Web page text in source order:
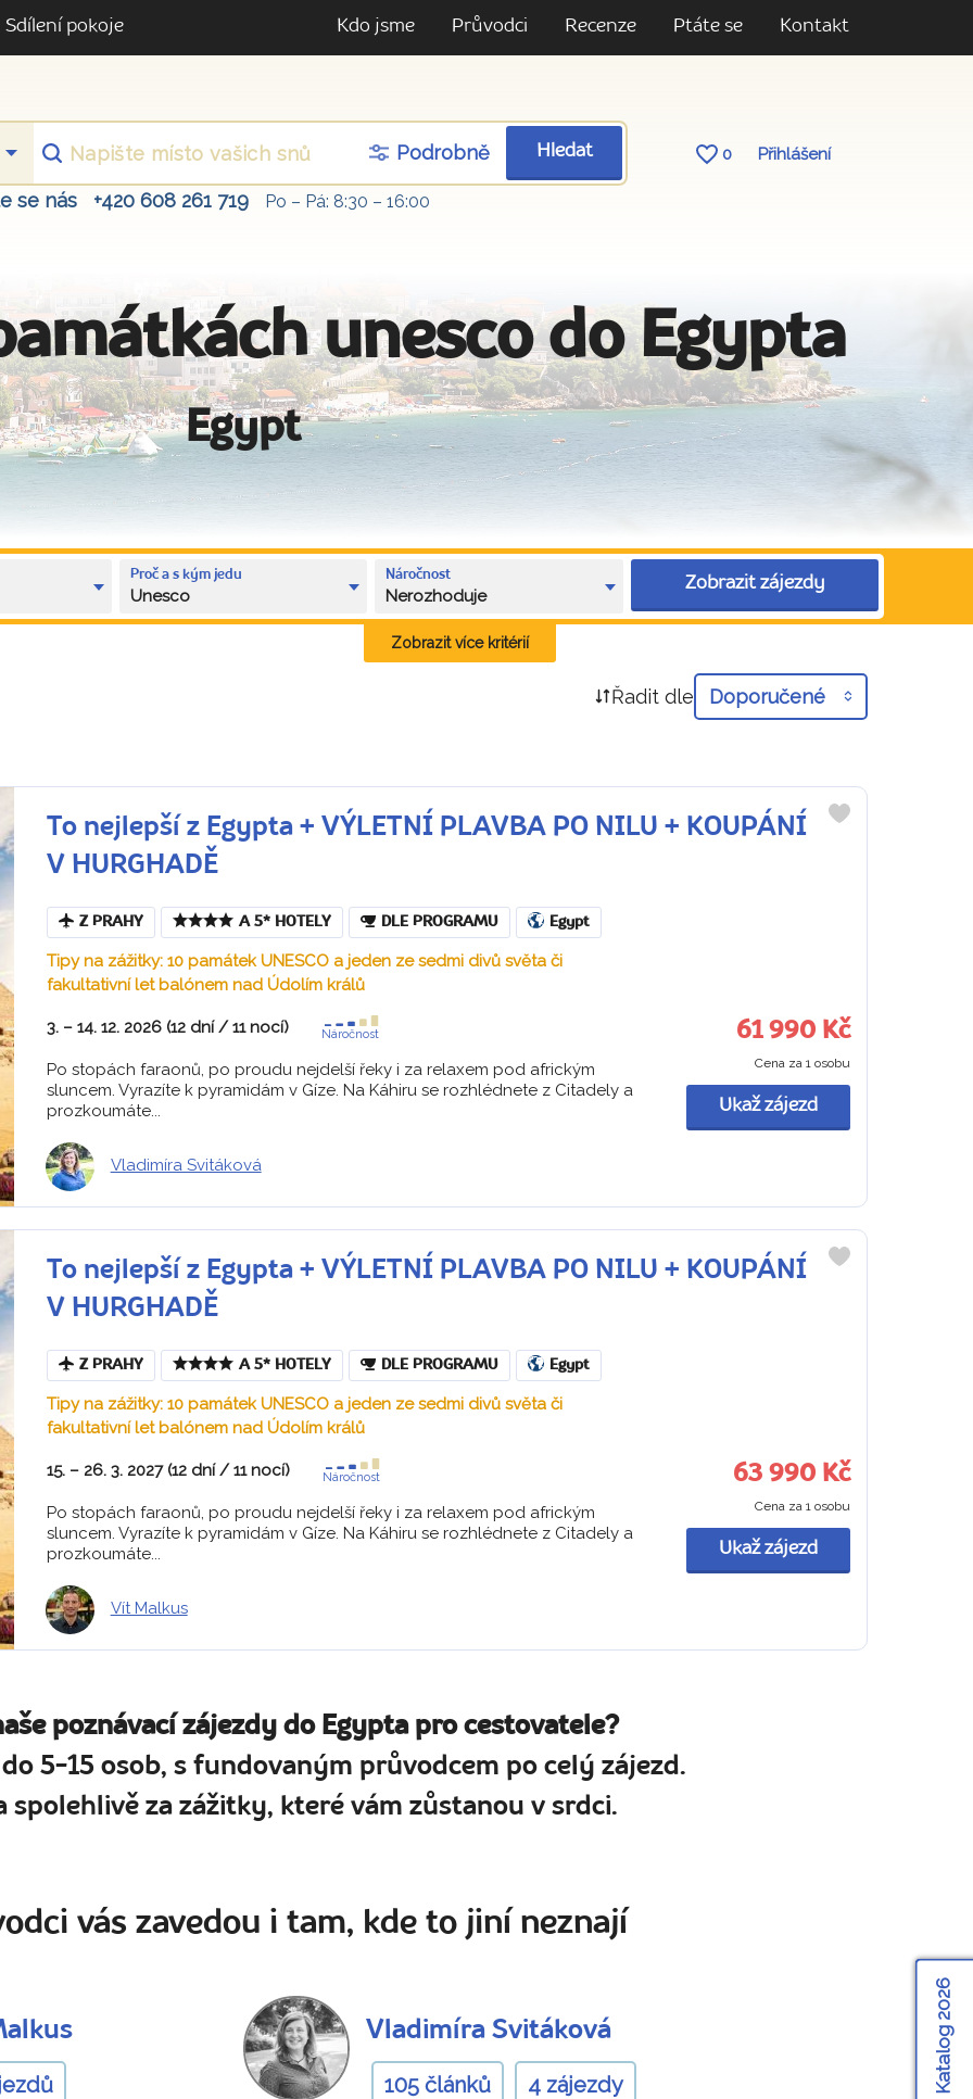
Sdílení pokoje Kdo jsme Průvodci Recenze Ptáte se Kontakt
Podrobně Hledat 0 Přihlášení
se nás +420 608 261 719 Po – Pá: 8:30 – 16:00
unesco do Egypta
Egypt
Proč a s kým jedu
Unesco
Náročnost
Nerozhoduje
Zobrazit zájezdy
Zobrazit více kritérií
Řadit dle Doporučené
To nejlepší z Egypta + VÝLETNÍ PLAVBA PO NILU + KOUPÁNÍ
V HURGHADĚ
Z PRAHY A 5* HOTELY DLE PROGRAMU Egypt
Tipy na zážitky: 10 památek UNESCO a jeden ze sedmi divů světa či
fakultativní let balónem nad Údolím králů
3. – 14. 12. 2026 (12 dní / 11 nocí) Náročnost
Po stopách faraonů, po proudu nejdelší řeky i za relaxem pod africkým
sluncem. Vyrazíte k pyramidám v Gíze. Na Káhiru se rozhlédnete z Citadely a
prozkoumáte...
Vladimíra Svitáková
61 990 Kč
Cena za 1 osobu
Ukaž zájezd
To nejlepší z Egypta + VÝLETNÍ PLAVBA PO NILU + KOUPÁNÍ
V HURGHADĚ
Z PRAHY A 5* HOTELY DLE PROGRAMU Egypt
Tipy na zážitky: 10 památek UNESCO a jeden ze sedmi divů světa či
fakultativní let balónem nad Údolím králů
15. – 26. 3. 2027 (12 dní / 11 nocí) Náročnost
Po stopách faraonů, po proudu nejdelší řeky i za relaxem pod africkým
sluncem. Vyrazíte k pyramidám v Gíze. Na Káhiru se rozhlédnete z Citadely a
prozkoumáte...
Vít Malkus
63 990 Kč
Cena za 1 osobu
Ukaž zájezd
poznávací zájezdy do Egypta pro cestovatele?
5-15 osob, s fundovaným průvodcem po celý zájezd.
spolehlivě za zážitky, které vám zůstanou v srdci.
vás zavedou i tam, kde to jiní neznají
Vladimíra Svitáková
105 článků 4 zájezdy Katalog 2026